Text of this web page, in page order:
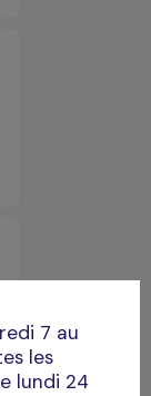
7 au
les
lundi 24